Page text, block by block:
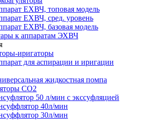
ЕХВЧ, топовая модель
ЕХВЧ, сред. уровень
ЕХВЧ, базовая модель
к аппаратам ЭХВЧ
иригаторы
для аспирации и иригации
жидкостная помпа
СО2
50 л/мин с экссуфляцией
40л/мин
30л/мин